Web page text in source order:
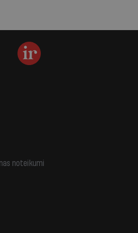
noteikumi